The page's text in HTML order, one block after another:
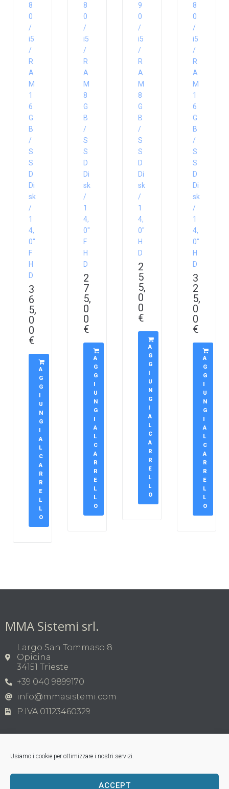
Usiamo i cookie per ottimizzare i nostri servizi.
ACCEPT
8
0
/
i5
/
R
A
M
1
6
G
B
/
S
S
D
Di
sk
/
1
4,
0″
F
H
D
3
6
5,
0
0
€
A
G
G
U
N
G
A
L
C
A
R
R
E
L
L
O
8
0
/
i5
/
R
A
M
8
G
B
/
S
S
D
Di
sk
/
1
4,
0″
F
H
D
2
7
5,
0
0
€
A
G
G
U
N
G
A
L
C
A
R
R
E
L
L
O
9
0
/
i5
/
R
A
M
8
G
B
/
S
S
D
Di
sk
/
1
4,
0″
H
D
2
5
5,
0
0
€
A
G
G
U
N
G
A
L
C
A
R
R
E
L
L
O
8
0
/
i5
/
R
A
M
1
6
G
B
/
S
S
D
Di
sk
/
1
4,
0″
H
D
3
2
5,
0
0
€
A
G
G
U
N
G
A
L
C
A
R
R
E
L
L
O
MMA Sistemi srl.
Largo San Tommaso 8
Opicina
34151 Trieste
+39 040 9899170
info@mmasistemi.com
P.IVA 01123460329